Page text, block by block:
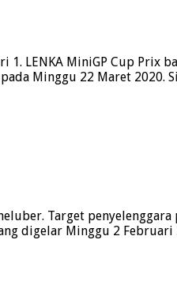
LENKA MiniGP Cup Prix
pada Minggu 22 Maret 2020.
Target
digelar Minggu 2